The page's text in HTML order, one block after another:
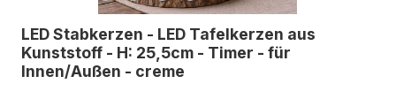
LED Stabkerzen - LED Tafelkerzen aus
Kunststoff - H: 25,5cm - Timer - für
Innen/Außen - creme